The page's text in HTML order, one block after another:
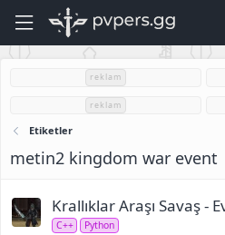
reklam
reklam
Etiketler
metin2 kingdom war event
Krallıklar Araşı Savaş -
C++ Python